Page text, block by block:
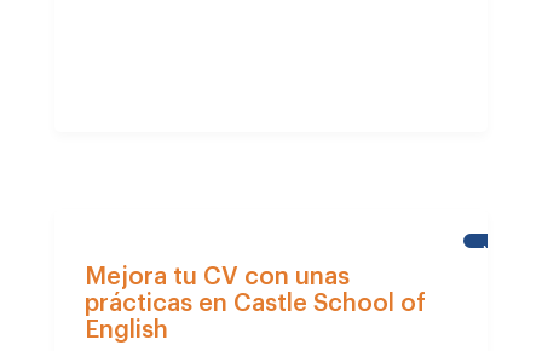
Mejora tu CV con unas
prácticas en Castle School of
English